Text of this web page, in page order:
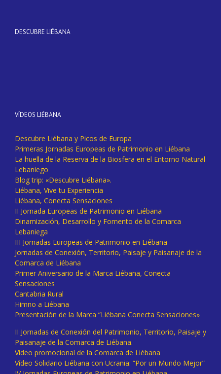
DESCUBRE LIÉBANA
VÍDEOS LIÉBANA
Descubre Liébana y Picos de Europa
Primeras Jornadas Europeas de Patrimonio en Liébana
La huella de la Reserva de la Biosfera en el Entorno Natural
Lebaniego
Blog trip: «Descubre Liébana».
Liébana, Vive tu Experiencia
Liébana, Conecta Sensaciones
II Jornada Europeas de Patrimonio en Liébana
Dinamización, Desarrollo y Fomento de la Comarca
Lebaniega
III Jornadas Europeas de Patrimonio en Liébana
Jornadas de Conexión, Territorio, Paisaje y Paisanaje de la
Comarca de Liébana
Primer Aniversario de la Marca Liébana, Conecta
Sensaciones
Cantabria Rural
Himno a Liébana
Presentación de la Marca “Liébana Conecta Sensaciones»
II Jornadas de Conexión del Patrimonio, Territorio, Paisaje y
Paisanaje de la Comarca de Liébana.
Vídeo promocional de la Comarca de Liébana
Vídeo Solidario Liébana con Ucrania: “Por un Mundo Mejor”